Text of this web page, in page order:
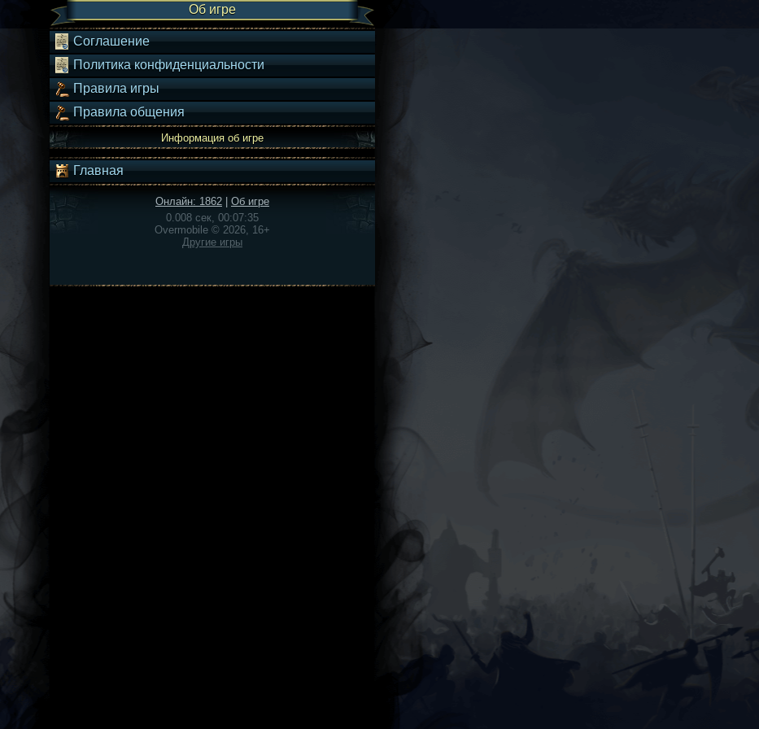
Об игре
Соглашение
Политика конфиденциальности
Правила игры
Правила общения
Информация об игре
Главная
Онлайн: 1862
Об игре
0.008 сек, 00:07:35
Overmobile © 2026, 16+
Другие игры